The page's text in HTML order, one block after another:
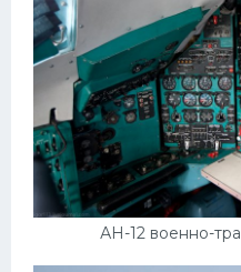
АН-12 военно-